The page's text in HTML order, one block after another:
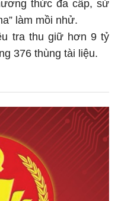
thức đa cấp, sử
làm mồi nhử.
tra thu giữ hơn 9 tỷ
376 thùng tài liệu.